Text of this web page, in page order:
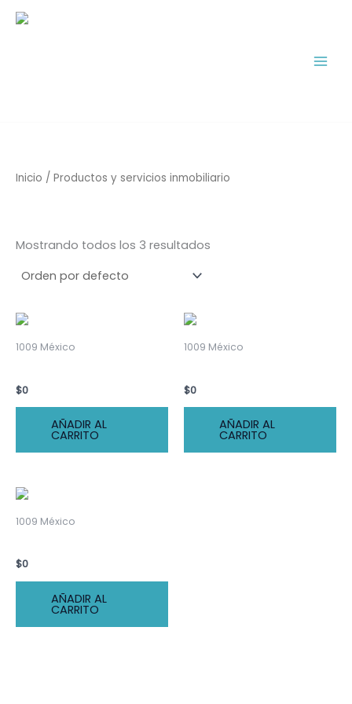
Inicio / Productos y servicios inmobiliario
Mostrando todos los 3 resultados
1009 México
$0
AÑADIR AL
CARRITO
1009 México
$0
AÑADIR AL
CARRITO
1009 México
$0
AÑADIR AL
CARRITO